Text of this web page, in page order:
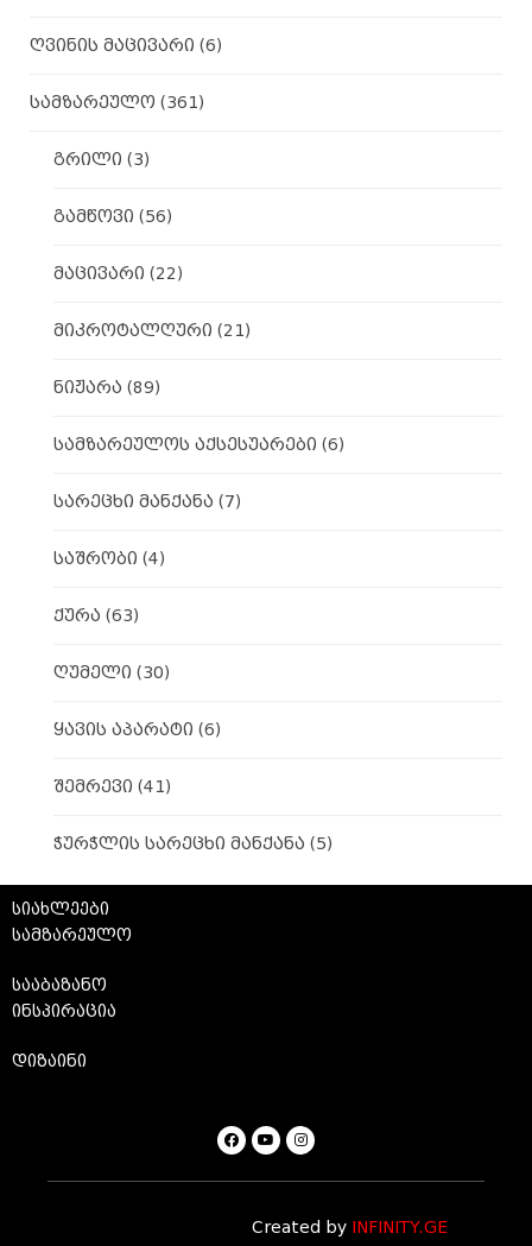
ღვინის მაცივარი (6)
სამზარეულო (361)
გრილი (3)
გამწოვი (56)
მაცივარი (22)
მიკროტალღური (21)
ნიჟარა (89)
სამზარეულოს აქსესუარები (6)
სარეცხი მანქანა (7)
საშრობი (4)
ქურა (63)
ღუმელი (30)
ყავის აპარატი (6)
შემრევი (41)
ჭურჭლის სარეცხი მანქანა (5)
სიახლეები
სამზარეულო
სააბაზანო
ინსპირაცია
დიზაინი
Created by INFINITY.GE